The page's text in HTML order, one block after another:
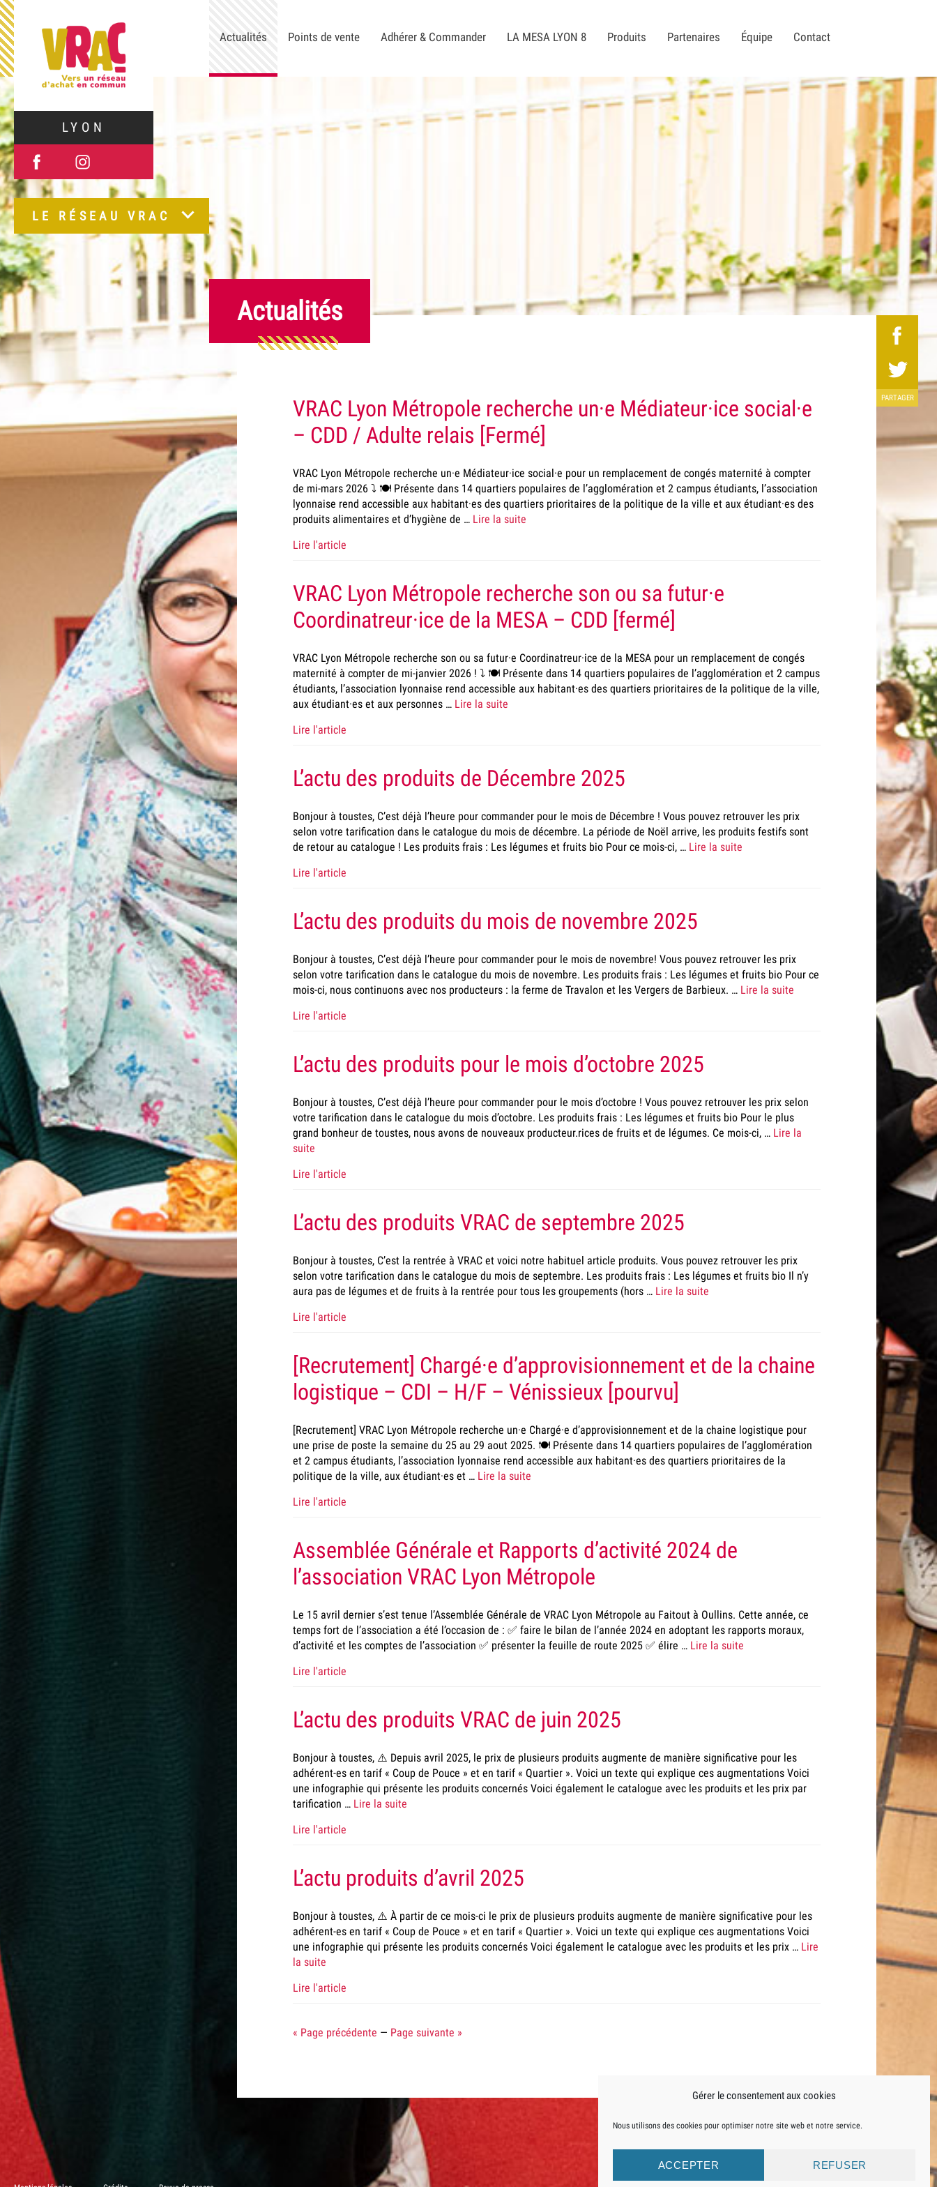
Gérer le consentement aux cookies
Nous utilisons des cookies pour optimiser notre site web et notre service.
ACCEPTER REFUSER
LYON
Actualités Points de vente Adhérer & Commander LA MESA LYON 8 Produits Partenaires Équipe Contact
LE RÉSEAU VRAC
Actualités
VRAC Lyon Métropole recherche un·e Médiateur·ice social·e
– CDD / Adulte relais [Fermé]
VRAC Lyon Métropole recherche un·e Médiateur·ice social·e pour un remplacement de congés maternité à compter
de mi-mars 2026 ⤵️ 🍽️ Présente dans 14 quartiers populaires de l’agglomération et 2 campus étudiants, l’association
lyonnaise rend accessible aux habitant·es des quartiers prioritaires de la politique de la ville et aux étudiant·es des
produits alimentaires et d’hygiène de … Lire la suite
Lire l'article
VRAC Lyon Métropole recherche son ou sa futur·e
Coordinatreur·ice de la MESA – CDD [fermé]
VRAC Lyon Métropole recherche son ou sa futur·e Coordinatreur·ice de la MESA pour un remplacement de congés
maternité à compter de mi-janvier 2026 ! ⤵️ 🍽️ Présente dans 14 quartiers populaires de l’agglomération et 2 campus
étudiants, l’association lyonnaise rend accessible aux habitant·es des quartiers prioritaires de la politique de la ville,
aux étudiant·es et aux personnes … Lire la suite
Lire l'article
L’actu des produits de Décembre 2025
Bonjour à toustes, C’est déjà l’heure pour commander pour le mois de Décembre ! Vous pouvez retrouver les prix
selon votre tarification dans le catalogue du mois de décembre. La période de Noël arrive, les produits festifs sont
de retour au catalogue ! Les produits frais : Les légumes et fruits bio Pour ce mois-ci, … Lire la suite
Lire l'article
L’actu des produits du mois de novembre 2025
Bonjour à toustes, C’est déjà l’heure pour commander pour le mois de novembre! Vous pouvez retrouver les prix
selon votre tarification dans le catalogue du mois de novembre. Les produits frais : Les légumes et fruits bio Pour ce
mois-ci, nous continuons avec nos producteurs : la ferme de Travalon et les Vergers de Barbieux. … Lire la suite
Lire l'article
L’actu des produits pour le mois d’octobre 2025
Bonjour à toustes, C’est déjà l’heure pour commander pour le mois d’octobre ! Vous pouvez retrouver les prix selon
votre tarification dans le catalogue du mois d’octobre. Les produits frais : Les légumes et fruits bio Pour le plus
grand bonheur de toustes, nous avons de nouveaux producteur.rices de fruits et de légumes. Ce mois-ci, … Lire la
suite
Lire l'article
L’actu des produits VRAC de septembre 2025
Bonjour à toustes, C’est la rentrée à VRAC et voici notre habituel article produits. Vous pouvez retrouver les prix
selon votre tarification dans le catalogue du mois de septembre. Les produits frais : Les légumes et fruits bio Il n’y
aura pas de légumes et de fruits à la rentrée pour tous les groupements (hors … Lire la suite
Lire l'article
[Recrutement] Chargé·e d’approvisionnement et de la chaine
logistique – CDI – H/F – Vénissieux [pourvu]
[Recrutement] VRAC Lyon Métropole recherche un·e Chargé·e d’approvisionnement et de la chaine logistique pour
une prise de poste la semaine du 25 au 29 aout 2025. 🍽️ Présente dans 14 quartiers populaires de l’agglomération
et 2 campus étudiants, l’association lyonnaise rend accessible aux habitant·es des quartiers prioritaires de la
politique de la ville, aux étudiant·es et … Lire la suite
Lire l'article
Assemblée Générale et Rapports d’activité 2024 de
l’association VRAC Lyon Métropole
Le 15 avril dernier s’est tenue l’Assemblée Générale de VRAC Lyon Métropole au Faitout à Oullins. Cette année, ce
temps fort de l’association a été l’occasion de : ✅​ faire le bilan de l’année 2024 en adoptant les rapports moraux,
d’activité et les comptes de l’association ✅​ présenter la feuille de route 2025 ✅​ élire … Lire la suite
Lire l'article
L’actu des produits VRAC de juin 2025
Bonjour à toustes, ⚠️​ Depuis avril 2025, le prix de plusieurs produits augmente de manière significative pour les
adhérent-es en tarif « Coup de Pouce » et en tarif « Quartier ». Voici un texte qui explique ces augmentations Voici
une infographie qui présente les produits concernés Voici également le catalogue avec les produits et les prix par
tarification … Lire la suite
Lire l'article
L’actu produits d’avril 2025
Bonjour à toustes, ⚠️​ À partir de ce mois-ci le prix de plusieurs produits augmente de manière significative pour les
adhérent-es en tarif « Coup de Pouce » et en tarif « Quartier ». Voici un texte qui explique ces augmentations Voici
une infographie qui présente les produits concernés Voici également le catalogue avec les produits et les prix … Lire
la suite
Lire l'article
« Page précédente — Page suivante »
PARTAGER